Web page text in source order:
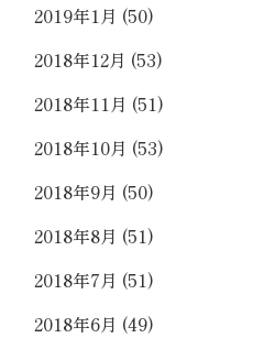
2019年1月 (50)
2018年12月 (53)
2018年11月 (51)
2018年10月 (53)
2018年9月 (50)
2018年8月 (51)
2018年7月 (51)
2018年6月 (49)